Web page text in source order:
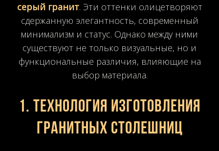
серый гранит. Эти оттенки олицетворяют
сдержанную элегантность, современный
минимализм и статус. Однако между ними
существуют не только визуальные, но и
функциональные различия, влияющие на
выбор материала.
1. Технология изготовления
гранитных столешниц